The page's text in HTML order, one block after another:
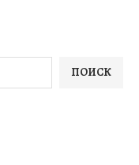
ПОИСК